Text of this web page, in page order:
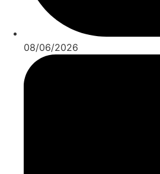
08/06/2026